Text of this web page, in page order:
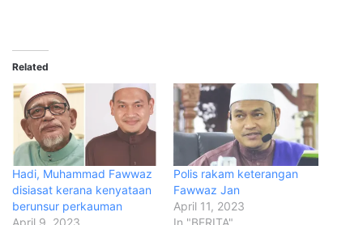
Related
Hadi, Muhammad Fawwaz
disiasat kerana kenyataan
berunsur perkauman
April 9, 2023
Polis rakam keterangan
Fawwaz Jan
April 11, 2023
In "BERITA"